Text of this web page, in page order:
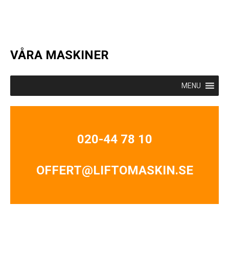
VÅRA MASKINER
MENU
020-44 78 10
OFFERT@LIFTOMASKIN.SE